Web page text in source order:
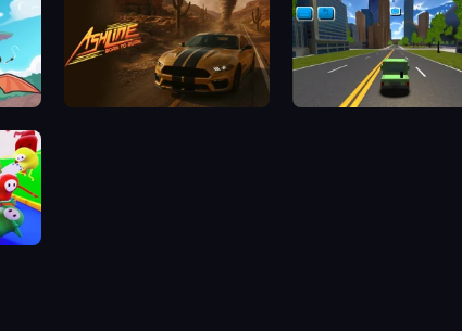
Ashline Racing: Born To Burn Blocky Cars in Real World